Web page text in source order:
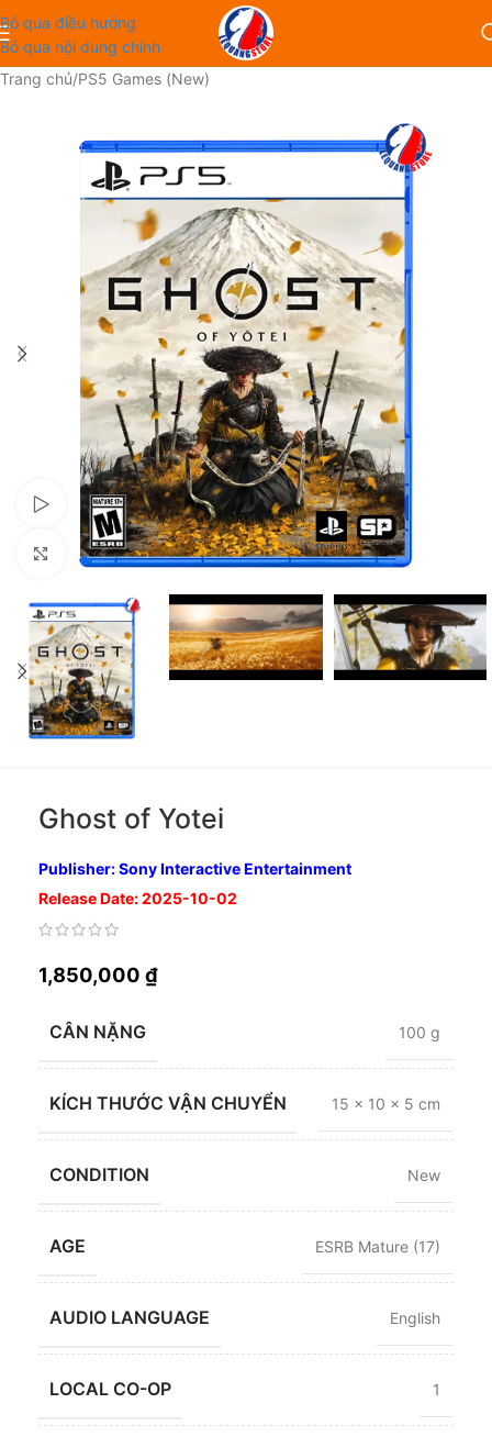
Bỏ qua điều hướng
Bỏ qua nội dung chính
Trang chủ/PS5 Games (New)
Xem video
Nhấp để phóng to
Ghost of Yotei
Publisher: Sony Interactive Entertainment
Release Date: 2025-10-02
1,850,000 ₫
CÂN NẶNG 100 g
KÍCH THƯỚC VẬN CHUYỂN 15 × 10 × 5 cm
CONDITION New
AGE ESRB Mature (17)
AUDIO LANGUAGE English
LOCAL CO-OP 1